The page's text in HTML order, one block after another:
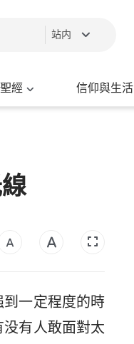
站内
經 信仰與生活
一定程度的時
有人敢面對太